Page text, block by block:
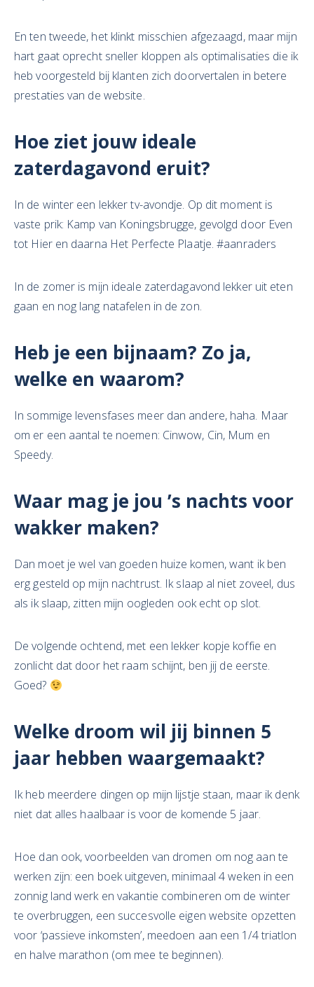
En ten tweede, het klinkt misschien afgezaagd, maar mijn
hart gaat oprecht sneller kloppen als optimalisaties die ik
heb voorgesteld bij klanten zich doorvertalen in betere
prestaties van de website.
Hoe ziet jouw ideale
zaterdagavond eruit?
In de winter een lekker tv-avondje. Op dit moment is
vaste prik: Kamp van Koningsbrugge, gevolgd door Even
tot Hier en daarna Het Perfecte Plaatje. #aanraders
In de zomer is mijn ideale zaterdagavond lekker uit eten
gaan en nog lang natafelen in de zon.
Heb je een bijnaam? Zo ja,
welke en waarom?
In sommige levensfases meer dan andere, haha. Maar
om er een aantal te noemen: Cinwow, Cin, Mum en
Speedy.
Waar mag je jou ’s nachts voor
wakker maken?
Dan moet je wel van goeden huize komen, want ik ben
erg gesteld op mijn nachtrust. Ik slaap al niet zoveel, dus
als ik slaap, zitten mijn oogleden ook echt op slot.
De volgende ochtend, met een lekker kopje koffie en
zonlicht dat door het raam schijnt, ben jij de eerste.
Goed?
Welke droom wil jij binnen 5
jaar hebben waargemaakt?
Ik heb meerdere dingen op mijn lijstje staan, maar ik denk
niet dat alles haalbaar is voor de komende 5 jaar.
Hoe dan ook, voorbeelden van dromen om nog aan te
werken zijn: een boek uitgeven, minimaal 4 weken in een
zonnig land werk en vakantie combineren om de winter
te overbruggen, een succesvolle eigen website opzetten
voor ‘passieve inkomsten’, meedoen aan een 1/4 triatlon
en halve marathon (om mee te beginnen).